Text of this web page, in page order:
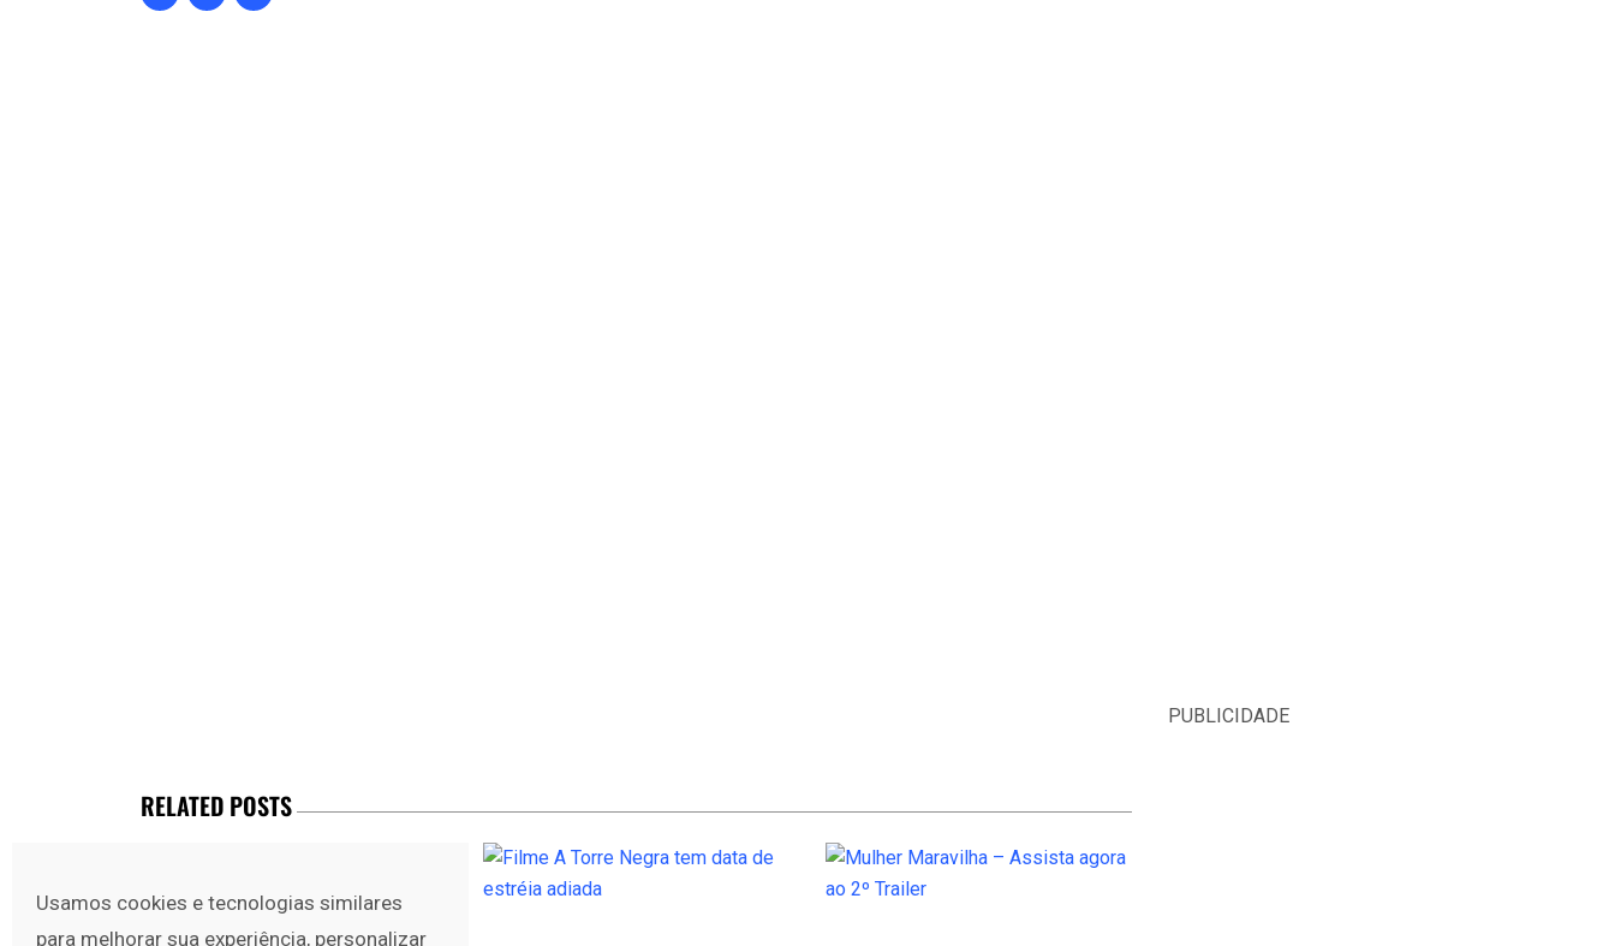
Usamos cookies e tecnologias similares
para melhorar sua experiência, personalizar
PUBLICIDADE
RELATED POSTS